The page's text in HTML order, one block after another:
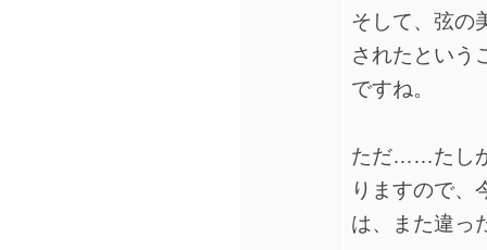
そして、弦の
されたという
ですね。
ただ……たし
りますので、
は、また違っ